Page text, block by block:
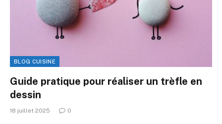
BLOG CUISINE
Guide pratique pour réaliser un trèfle en
dessin
18 juillet 2025 0